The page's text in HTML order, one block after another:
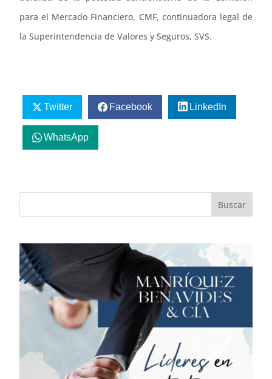
para el Mercado Financiero, CMF, continuadora legal de
la Superintendencia de Valores y Seguros, SVS.
Twitter Facebook LinkedIn
WhatsApp